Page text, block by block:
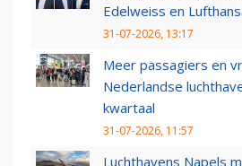
Edelweiss en
31-07-2026, 13:17
Meer passagiers en
Nederlandse
kwartaal
31-07-2026, 11:57
Luchthavens Napels